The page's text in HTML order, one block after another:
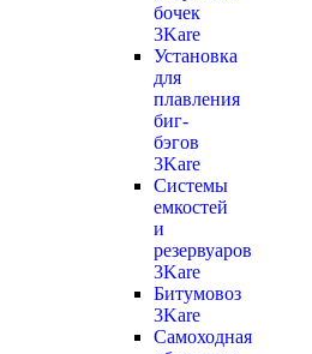
бочек
3Kare
Установка
для
плавления
биг-
бэгов
3Kare
Системы
емкостей
и
резервуаров
3Kare
Битумовоз
3Kare
Самоходная